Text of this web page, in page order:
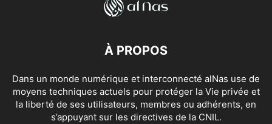
À PROPOS
Dans un monde numérique et interconnecté alNas use de
moyens techniques actuels pour protéger la Vie privée et
la liberté de ses utilisateurs, membres ou adhérents, en
s’appuyant sur les directives de la CNIL.